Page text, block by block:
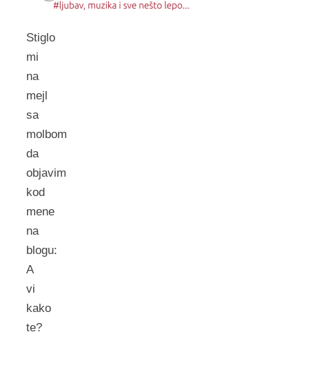
Stiglo
mi
na
mejl
sa
molbom
da
objavim
kod
mene
na
blogu:
A
vi
kako
te?